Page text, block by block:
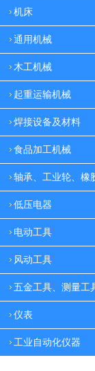
机床
通用机械
木工机械
起重运输机械
焊接设备及材料
食品加工机械
轴承、工业轮、橡
低压电器
电动工具
风动工具
五金工具、测量工
仪表
工业自动化仪器